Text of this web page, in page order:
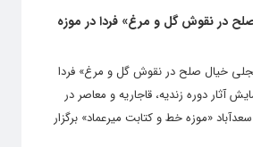
در نقوش گل و مرغ» فردا در موزه
خیال صلح در نقوش گل و مرغ» فردا
با نمایش آثار دوره زندیه،‌ قاجاریه و معاصر در
«موزه خط و کتابت میرعماد» برگزار